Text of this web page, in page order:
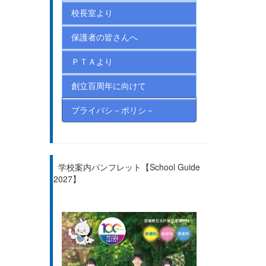
校長室より
保護者の皆さんへ
ＰＴＡより
創立百周年に向けて
プライバシ－ポリシ－
学校案内パンフレット【School Guide
2027】